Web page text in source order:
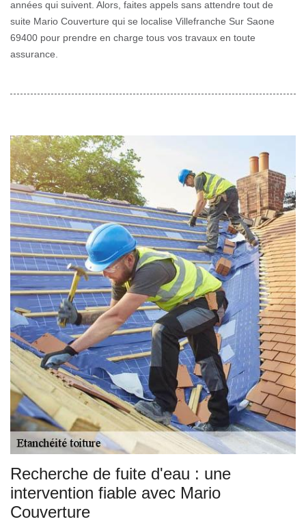
années qui suivent. Alors, faites appels sans attendre tout de
suite Mario Couverture qui se localise Villefranche Sur Saone
69400 pour prendre en charge tous vos travaux en toute
assurance.
Recherche de fuite d'eau : une
intervention fiable avec Mario
Couverture